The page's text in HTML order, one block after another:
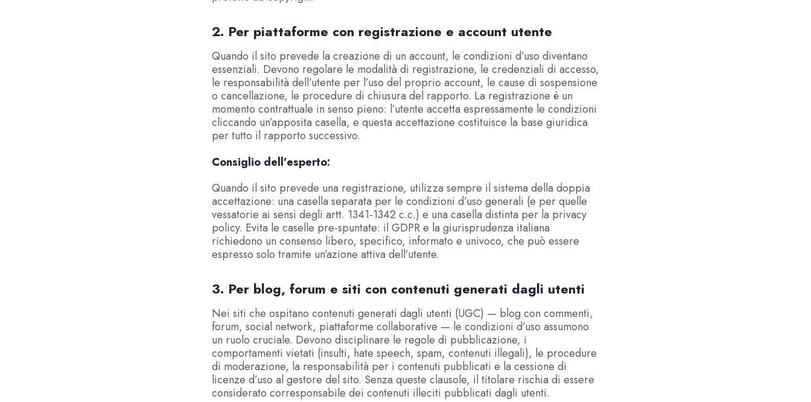
2. Per piattaforme con registrazione e account utente
Quando il sito prevede la creazione di un account, le condizioni d’uso diventano
essenziali. Devono regolare le modalità di registrazione, le credenziali di accesso,
le responsabilità dell’utente per l’uso del proprio account, le cause di sospensione
o cancellazione, le procedure di chiusura del rapporto. La registrazione è un
momento contrattuale in senso pieno: l’utente accetta espressamente le condizioni
cliccando un’apposita casella, e questa accettazione costituisce la base giuridica
per tutto il rapporto successivo.
Consiglio dell’esperto:
Quando il sito prevede una registrazione, utilizza sempre il sistema della doppia
accettazione: una casella separata per le condizioni d’uso generali (e per quelle
vessatorie ai sensi degli artt. 1341-1342 c.c.) e una casella distinta per la privacy
policy. Evita le caselle pre-spuntate: il GDPR e la giurisprudenza italiana
richiedono un consenso libero, specifico, informato e univoco, che può essere
espresso solo tramite un’azione attiva dell’utente.
3. Per blog, forum e siti con contenuti generati dagli utenti
Nei siti che ospitano contenuti generati dagli utenti (UGC) — blog con commenti,
forum, social network, piattaforme collaborative — le condizioni d’uso assumono
un ruolo cruciale. Devono disciplinare le regole di pubblicazione, i
comportamenti vietati (insulti, hate speech, spam, contenuti illegali), le procedure
di moderazione, la responsabilità per i contenuti pubblicati e la cessione di
licenze d’uso al gestore del sito. Senza queste clausole, il titolare rischia di essere
considerato corresponsabile dei contenuti illeciti pubblicati dagli utenti.